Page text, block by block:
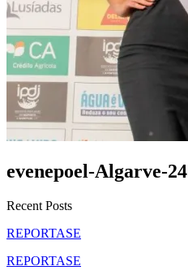
evenepoel-Algarve-24
Recent Posts
REPORTASE
REPORTASE